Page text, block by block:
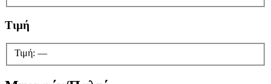
Τιμή
Τιμή: —